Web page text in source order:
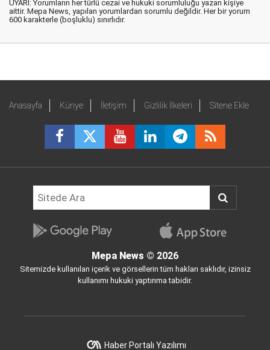
UYARI: Yorumların her türlü cezai ve hukuki sorumluluğu yazan kişiye
aittir. Mepa News, yapılan yorumlardan sorumlu değildir. Her bir yorum
600 karakterle (boşluklu) sınırlıdır.
Anasayfa Künye İletişim Gizlilik İlkeleri Sitene Ekle
Mepa News © 2026
Sitemizde kullanılan içerik ve görsellerin tüm hakları saklıdır, izinsiz
kullanımı hukuki yaptırıma tabidir.
Haber Portalı Yazılımı